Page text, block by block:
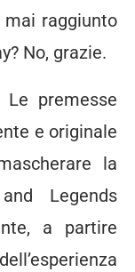
raggiunto
No, grazie.
Le premesse
e originale
la
Legends
a partire